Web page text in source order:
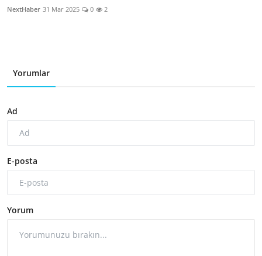
NextHaber 31 Mar 2025 0 2
Yorumlar
Ad
E-posta
Yorum